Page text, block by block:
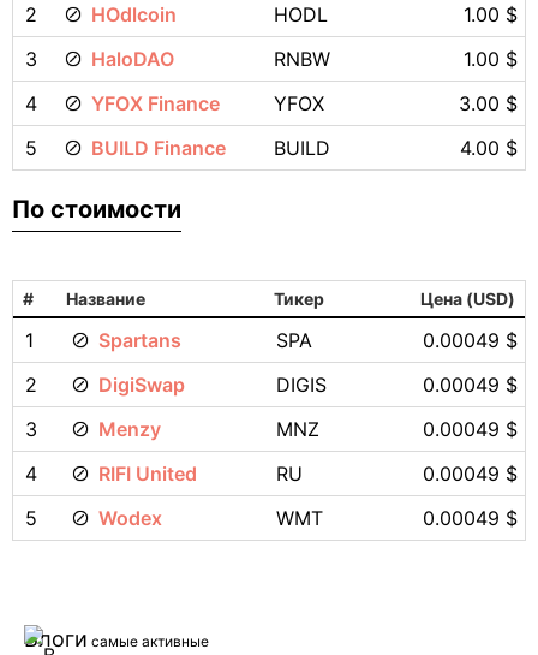
2
HOdlcoin HODL
1.00 $
3
HaloDAO RNBW
1.00 $
4
YFOX Finance YFOX
3.00 $
5
BUILD Finance BUILD 4.00 $
По стоимости
# Название Тикер Цена (USD)
1 Spartans SPA
0.00049 $
2
DigiSwap DIGIS
0.00049 $
3
Menzy MNZ
0.00049 $
4
RIFI United RU
0.00049 $
5
Wodex WMT 0.00049 $
Блоги самые активные